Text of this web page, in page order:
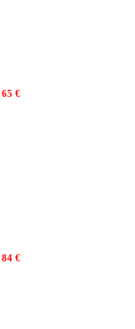
65 €
84 €